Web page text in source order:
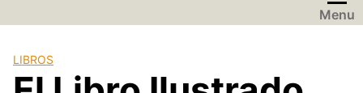
Menu
LIBROS